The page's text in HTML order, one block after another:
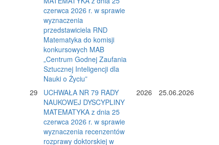
czerwca 2026 r. w sprawie
wyznaczenia
przedstawiciela RND
Matematyka do komisji
konkursowych MAB
„Centrum Godnej Zaufania
Sztucznej Inteligencji dla
Nauki o Życiu”
29
UCHWAŁA NR 79 RADY
NAUKOWEJ DYSCYPLINY
MATEMATYKA z dnia 25
czerwca 2026 r. w sprawie
wyznaczenia recenzentów
rozprawy doktorskiej w
2026 25.06.2026